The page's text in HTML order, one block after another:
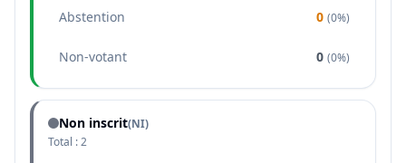
Abstention 0 (0%)
Non-votant 0 (0%)
Non inscrit(NI)
Total :2